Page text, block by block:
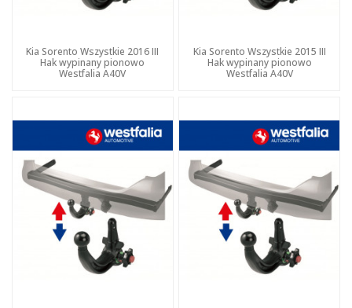
Kia Sorento Wszystkie 2016 III
Hak wypinany pionowo
Westfalia A40V
Kia Sorento Wszystkie 2015 III
Hak wypinany pionowo
Westfalia A40V